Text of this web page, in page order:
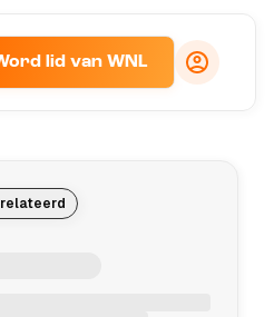
lid van WNL